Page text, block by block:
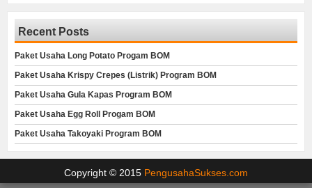
Recent Posts
Paket Usaha Long Potato Progam BOM
Paket Usaha Krispy Crepes (Listrik) Program BOM
Paket Usaha Gula Kapas Program BOM
Paket Usaha Egg Roll Progam BOM
Paket Usaha Takoyaki Program BOM
Copyright © 2015 PengusahaSukses.com